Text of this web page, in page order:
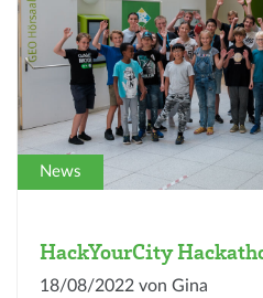
News
HackYourCity
18/08/2022 von Gina